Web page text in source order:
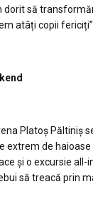
dorit să
atâți copii
Platoș Păltiniș
extrem de
și o excursie
să treacă prin